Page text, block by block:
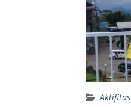
Aktifitas